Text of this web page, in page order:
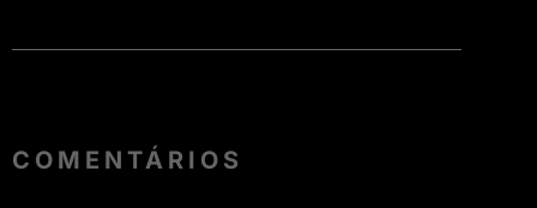
COMENTÁRIOS